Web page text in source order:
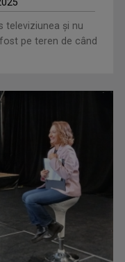
...
televiziunea şi nu
pe teren de când